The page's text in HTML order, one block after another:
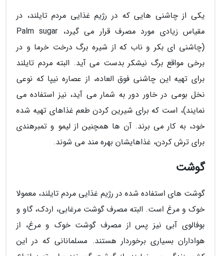
یکی از چاشنی هایی که در رژیم غذایی مردم تایلند، در
مقیاس زیادی مورد مصرف قرار می گیرد، Palm sugar
(چاشنی ای بکر و ناب که از شیره برگ درخت خرما و در
برخی مواقع برگ نیشکر بدست می آید. البته مردم تایلند
برای تهیه این چاشنی فوق العاده، از عصاره نیپا که نوعی
نخل بومی در خاور دور به شمار می آید، نیز استفاده می
نمایند)، است که برای شیرین کردن طعم غذاهای تهیه شده
خود، به کار می برند. آن ها همچنین از لیمو و تمبرهندی
برای ترش کردن، غذاهایشان بهره مند می شوند.
گوشت
گوشت های استفاده شده در رژیم غذایی مردم تایلند، معمولا
خوک و مرغ است. البته مصرف گوشت مرغابی، اردک، گاو و
بوفالوی آبی نیز پس از مصرف گوشت خوک و مرغ، از
هواداران بسیاری برخوردار هستند. مسلمانانی که در این